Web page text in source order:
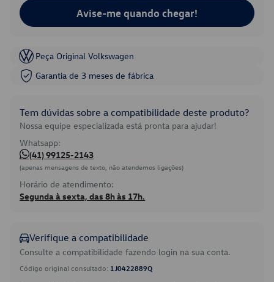
Avise-me quando chegar!
Peça Original Volkswagen
Garantia de 3 meses de fábrica
Tem dúvidas sobre a compatibilidade deste produto?
Nossa equipe especializada está pronta para ajudar!
Whatsapp:
(41) 99125-2143
(apenas mensagens de texto, não atendemos ligações)
Horário de atendimento:
Segunda à sexta, das 8h às 17h.
Verifique a compatibilidade
Consulte a compatibilidade fazendo login na sua conta.
Código original consultado: 1J0422889Q